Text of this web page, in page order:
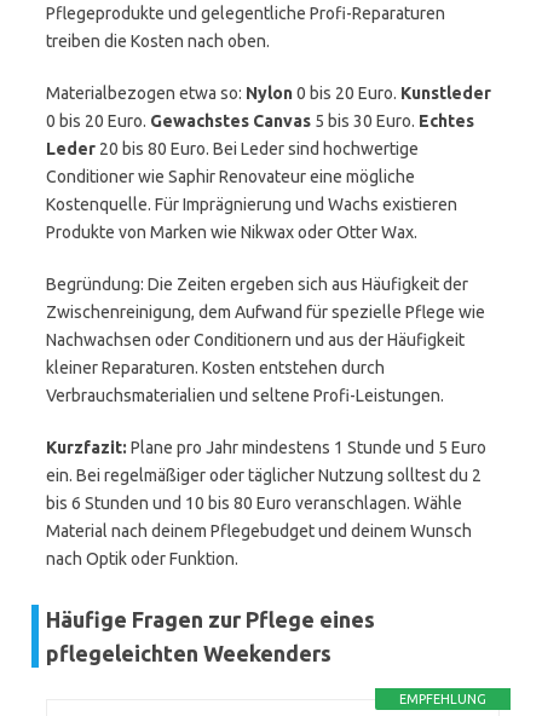
Pflegeprodukte und gelegentliche Profi-Reparaturen
treiben die Kosten nach oben.
Materialbezogen etwa so: Nylon0 bis 20 Euro. Kunstleder
0 bis 20 Euro. Gewachstes Canvas 5 bis 30 Euro. Echtes
Leder 20 bis 80 Euro. Bei Leder sind hochwertige
Conditioner wie Saphir Renovateur eine mögliche
Kostenquelle. Für Imprägnierung und Wachs existieren
Produkte von Marken wie Nikwax oder Otter Wax.
Begründung: Die Zeiten ergeben sich aus Häufigkeit der
Zwischenreinigung, dem Aufwand für spezielle Pflege wie
Nachwachsen oder Conditionern und aus der Häufigkeit
kleiner Reparaturen. Kosten entstehen durch
Verbrauchsmaterialien und seltene Profi-Leistungen.
Kurzfazit: Plane pro Jahr mindestens 1 Stunde und 5 Euro
ein. Bei regelmäßiger oder täglicher Nutzung solltest du 2
bis 6 Stunden und 10 bis 80 Euro veranschlagen. Wähle
Material nach deinem Pflegebudget und deinem Wunsch
nach Optik oder Funktion.
Häufige Fragen zur Pflege eines
pflegeleichten Weekenders
EMPFEHLUNG